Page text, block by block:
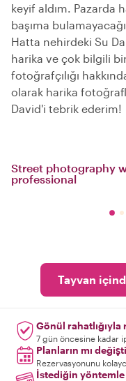
keyif aldım. Pazarda
başıma
Hatta nehirdeki Su
harika ve çok bilgili
fotoğrafçılığı
olarak harika
David'i tebrik ederim!
Street photography
professional
Tayvan
Gönül
7 gün öncesine kadar
Planların mı
Rezervasyonunu
İstediğin